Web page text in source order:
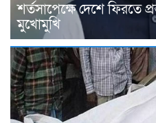
শর্তসাপেক্ষে দেশে ফিরতে
মুখোমুখি